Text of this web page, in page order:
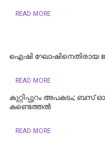
READ MORE
ഐഷി ഘോഷിനെതിരായ
READ MORE
കുറ്റിപ്പുറം അപകടം; ബസ്
കണ്ടെത്തൽ
READ MORE